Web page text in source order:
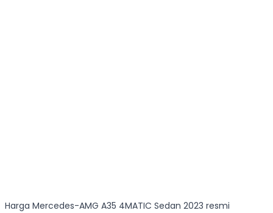
Harga Mercedes-AMG A35 4MATIC Sedan 2023 resmi